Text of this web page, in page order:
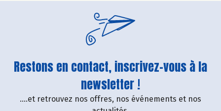
Restons en contact, inscrivez-vous à la
newsletter !
....et retrouvez nos offres, nos événements et nos